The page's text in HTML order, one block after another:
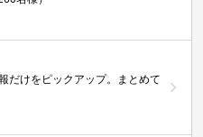
だけをピックアップ。まとめて